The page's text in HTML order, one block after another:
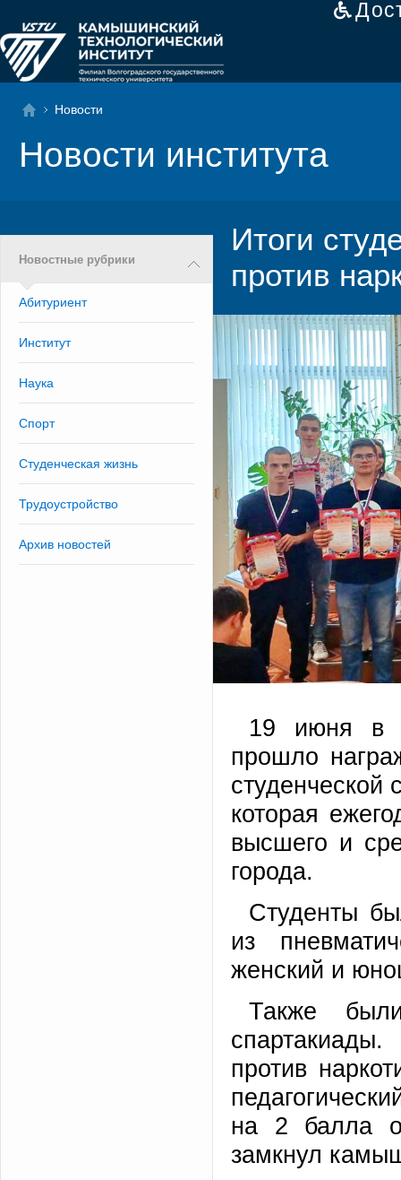
Новости
Новости института
Новостные рубрики
Абитуриент
Институт
Наука
Спорт
Студенческая жизнь
Трудоустройство
Архив новостей
Итоги
против
19 июня в
прошло
студенческой
которая
высшего и
города.
Студенты
из
женский и
Также
против
на 2 балла
замкнул